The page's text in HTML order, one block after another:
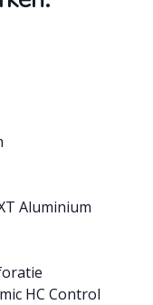
Aluminium
HC Control